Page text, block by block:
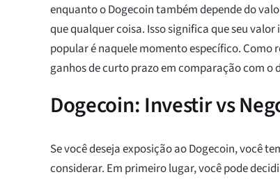
enquanto o Dogecoin também depende do
que qualquer coisa. Isso significa que seu
popular é naquele momento específico. Como
ganhos de curto prazo em comparação com o
Dogecoin: Investir vs
Se você deseja exposição ao Dogecoin, você
considerar. Em primeiro lugar, você pode